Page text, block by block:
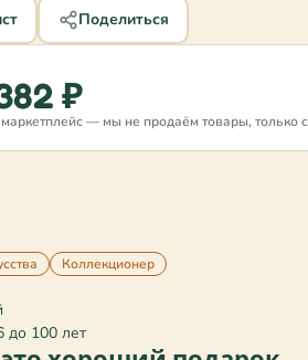
Поделиться
₽
— мы не продаём товары, только
Коллекционер
до 100 лет